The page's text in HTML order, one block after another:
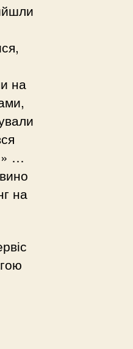
на
…
на